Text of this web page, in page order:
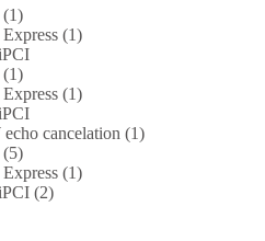
(1)
(1)
(1)
(1)
cancelation (1)
(5)
(1)
(2)